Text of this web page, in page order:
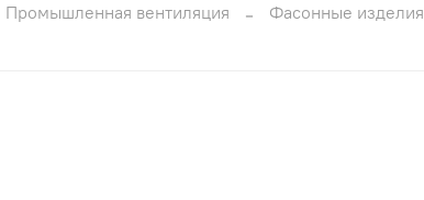
Промышленная вентиляция Фасонные изделия